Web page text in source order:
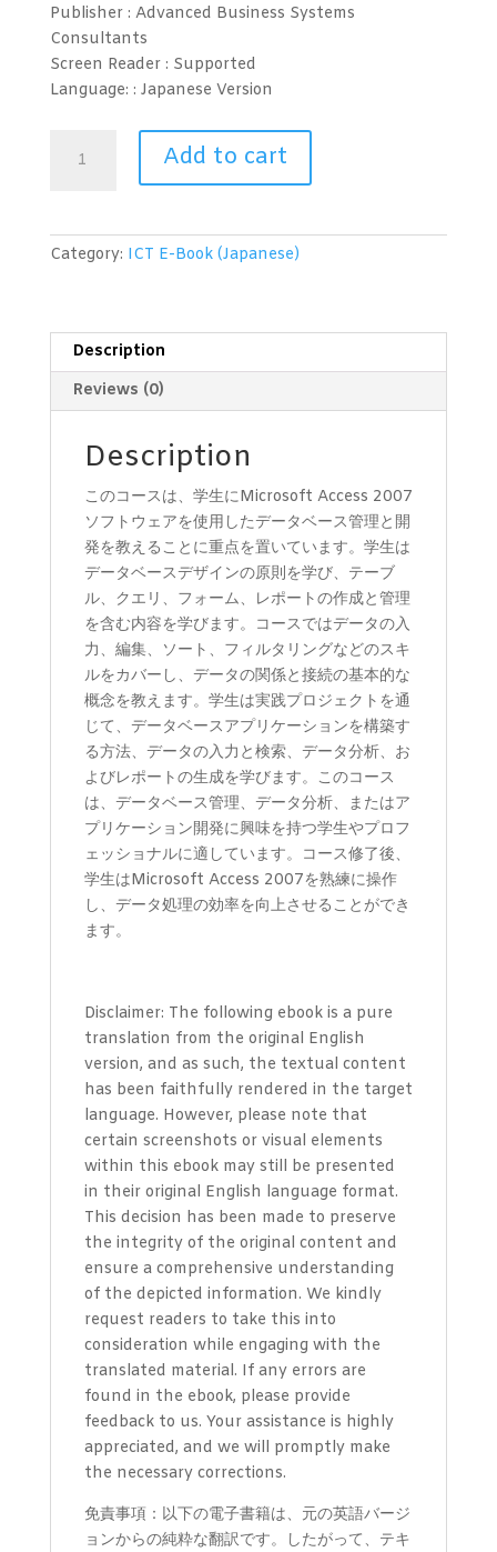
Publisher : Advanced Business Systems
Consultants
Screen Reader : Supported
Language: : Japanese Version
ー
2007）
レ
Add to cart
Category: ICT E-Book (Japanese)
Description
Reviews (0)
Description
このコースは、学生にMicrosoft Access 2007
ソフトウェアを使用したデータベース管理と開
発を教えることに重点を置いています。学生は
データベースデザインの原則を学び、テーブ
ル、クエリ、フォーム、レポートの作成と管理
を含む内容を学びます。コースではデータの入
力、編集、ソート、フィルタリングなどのスキ
ルをカバーし、データの関係と接続の基本的な
概念を教えます。学生は実践プロジェクトを通
じて、データベースアプリケーションを構築す
る方法、データの入力と検索、データ分析、お
よびレポートの生成を学びます。このコース
は、データベース管理、データ分析、またはア
プリケーション開発に興味を持つ学生やプロフ
ェッショナルに適しています。コース修了後、
学生はMicrosoft Access 2007を熟練に操作
し、データ処理の効率を向上させることができ
ます。
Disclaimer: The following ebook is a pure
translation from the original English
version, and as such, the textual content
has been faithfully rendered in the target
language. However, please note that
certain screenshots or visual elements
within this ebook may still be presented
in their original English language format.
This decision has been made to preserve
the integrity of the original content and
ensure a comprehensive understanding
of the depicted information. We kindly
request readers to take this into
consideration while engaging with the
translated material. If any errors are
found in the ebook, please provide
feedback to us. Your assistance is highly
appreciated, and we will promptly make
the necessary corrections.
免責事項：以下の電子書籍は、元の英語バージ
ョンからの純粋な翻訳です。したがって、テキ